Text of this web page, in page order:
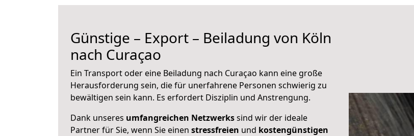
Günstige – Export – Beiladung von Köln
nach Curaçao
Ein Transport oder eine Beiladung nach Curaçao kann eine große
Herausforderung sein, die für unerfahrene Personen schwierig zu
bewältigen sein kann. Es erfordert Disziplin und Anstrengung.
Dank unseres umfangreichen Netzwerkssind wir der ideale
Partner für Sie, wenn Sie einen stressfreien und kostengünstigen